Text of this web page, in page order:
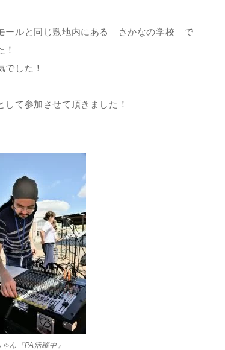
ールと同じ敷地内にある さかなの学校 で
でした！
て参加させて頂きました！
ゃん『PA活躍中』